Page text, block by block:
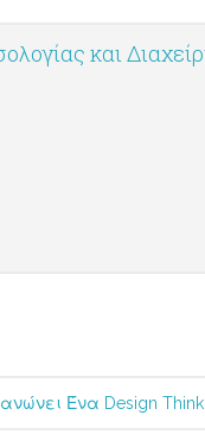
και
Ένα Design